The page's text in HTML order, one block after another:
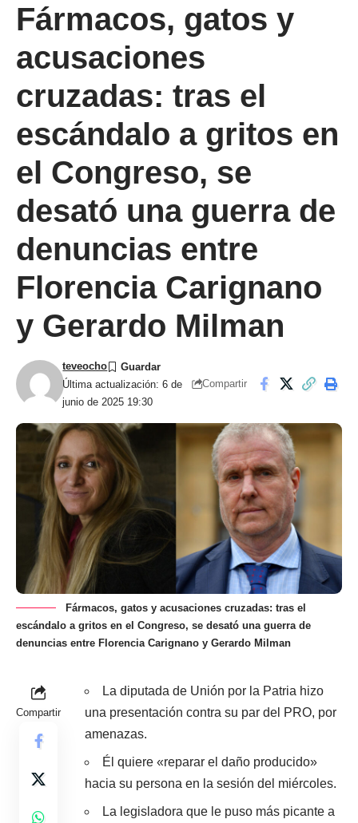
Fármacos, gatos y
acusaciones
cruzadas: tras el
escándalo a gritos en
el Congreso, se
desató una guerra de
denuncias entre
Florencia Carignano
y Gerardo Milman
Última actualización: 6 de
junio de 2025 19:30
teveocho
Compartir
Fármacos, gatos y acusaciones cruzadas: tras el
escándalo a gritos en el Congreso, se desató una guerra de
denuncias entre Florencia Carignano y Gerardo Milman
Compartir
La diputada de Unión por la Patria hizo
una presentación contra su par del PRO, por
amenazas.
Él quiere «reparar el daño producido»
hacia su persona en la sesión del miércoles.
La legisladora que le puso más picante a